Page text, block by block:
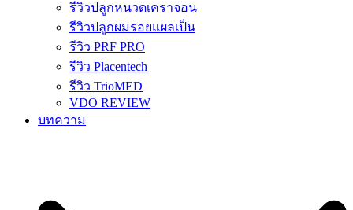
รีวิวปลูกหนวดเคราจอน
รีวิวปลูกผมรอยแผลเป็น
รีวิว PRF PRO
รีวิว Placentech
รีวิว TrioMED
VDO REVIEW
บทความ